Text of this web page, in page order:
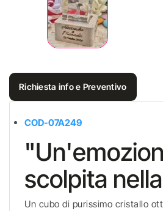
Richiesta info e Preventivo
COD-07A249
scolpita
Un cubo di purissimo cristallo